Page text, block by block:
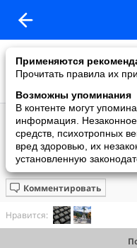
Применяются
Прочитать правила их
Возможны упоминания
В контенте могут
информация. Незаконное
средств, психотропных
вред здоровью, их
установленную
Иван
добавил видео
26.11.2022
Болгария теряет дар речи!
предательство
Комментировать
Нравится: